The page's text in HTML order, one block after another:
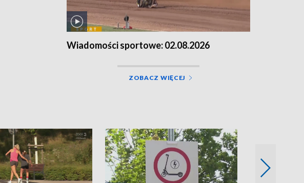
Wiadomości sportowe: 02.08.2026
ZOBACZ WIĘCEJ